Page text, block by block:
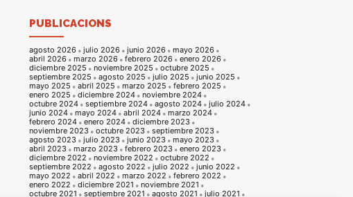
PUBLICACIONS
agosto 2026 julio 2026 junio 2026
mayo 2026
abril 2026
marzo 2026 febrero 2026
enero 2026
diciembre 2025
noviembre 2025
octubre 2025
septiembre 2025
agosto 2025 julio 2025
junio 2025
mayo 2025
abril 2025 marzo 2025
febrero 2025
enero 2025
diciembre 2024
noviembre 2024
octubre 2024
septiembre 2024 agosto 2024
julio 2024
junio 2024
mayo 2024 abril 2024
marzo 2024
febrero 2024
enero 2024
diciembre 2023
noviembre 2023
octubre 2023
septiembre 2023
agosto 2023
julio 2023 junio 2023
mayo 2023
abril 2023
marzo 2023 febrero 2023
enero 2023
diciembre 2022
noviembre 2022
octubre 2022
septiembre 2022
agosto 2022 julio 2022
junio 2022
mayo 2022
abril 2022 marzo 2022
febrero 2022
enero 2022
diciembre 2021
noviembre 2021
octubre 2021
septiembre 2021 agosto 2021 julio 2021